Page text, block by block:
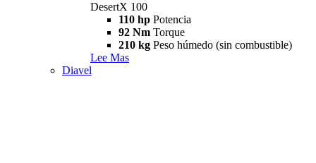
DesertX 100
110 hp Potencia
92 Nm Torque
210 kg Peso húmedo (sin combustible)
Lee Mas
Diavel